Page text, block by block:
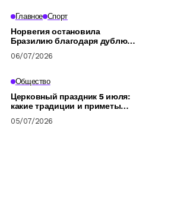
Главное Спорт
Норвегия остановила
Бразилию благодаря дублю
четвертьфинала ЧМ-2026
06/07/2026
Общество
Церковный праздник 5 июля:
какие традиции и приметы
Афонского
05/07/2026